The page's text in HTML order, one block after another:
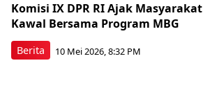
Berita
Komisi IX DPR RI Ajak Masyarakat
Kawal Bersama Program MBG
10 Mei 2026, 8:32 PM